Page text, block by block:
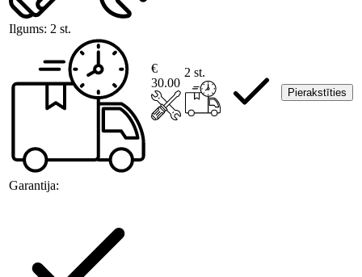
Ilgums: 2 st.
Garantija:
€
30.00
2 st.
Pierakstīties